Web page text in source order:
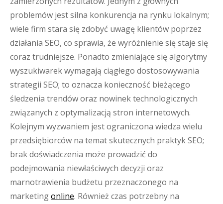
problemów jest silna konkurencja na rynku lokalnym;
wiele firm stara się zdobyć uwagę klientów poprzez
działania SEO, co sprawia, że wyróżnienie się staje się
coraz trudniejsze. Ponadto zmieniające się algorytmy
wyszukiwarek wymagają ciągłego dostosowywania
strategii SEO; to oznacza konieczność bieżącego
śledzenia trendów oraz nowinek technologicznych
związanych z optymalizacją stron internetowych.
Kolejnym wyzwaniem jest ograniczona wiedza wielu
przedsiębiorców na temat skutecznych praktyk SEO;
brak doświadczenia może prowadzić do
podejmowania niewłaściwych decyzji oraz
marnotrawienia budżetu przeznaczonego na
marketingonline. Również czas potrzebny na